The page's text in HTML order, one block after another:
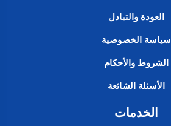
العودة والتبادل
سياسة الخصوصية
الشروط والأحكام
الأسئلة الشائعة
الخدمات